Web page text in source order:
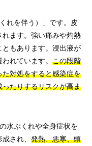
れを伴う）」です。皮
ます。強い痛みや灼熱
もあります。浸出液が
れています。 この段階
対処をすると感染症を
たりするリスクが高ま
水ぶくれや全身症状を
され、 発熱、悪寒、頭